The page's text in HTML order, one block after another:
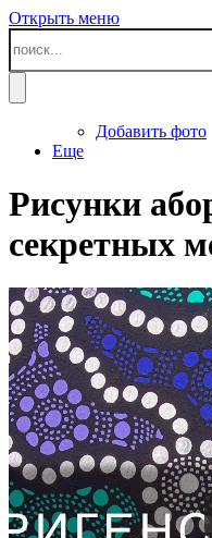
Открыть меню
Добавить фото
Еще
Рисунки
секретных